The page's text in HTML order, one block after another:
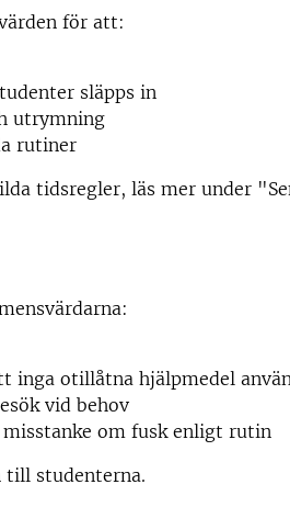
för att:
släpps in
utrymning
rutiner
tidsregler, läs mer under
inga otillåtna hjälpmedel
vid behov
om fusk enligt rutin
till studenterna.